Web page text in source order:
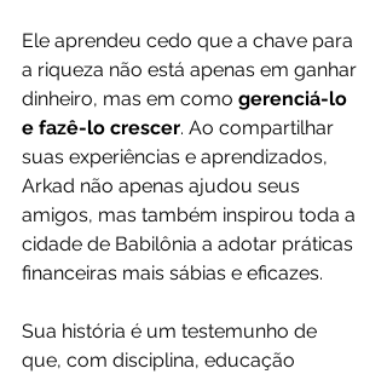
Ele aprendeu cedo que a chave para
a riqueza não está apenas em ganhar
dinheiro, mas em como gerenciá-lo
e fazê-lo crescer. Ao compartilhar
suas experiências e aprendizados,
Arkad não apenas ajudou seus
amigos, mas também inspirou toda a
cidade de Babilônia a adotar práticas
financeiras mais sábias e eficazes.
Sua história é um testemunho de
que, com disciplina, educação